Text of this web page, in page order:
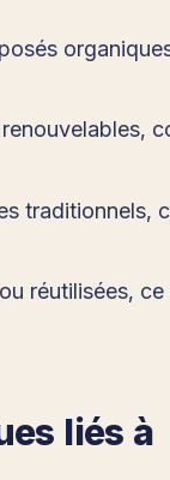
traditionnels,
réutilisées, ce
liés à